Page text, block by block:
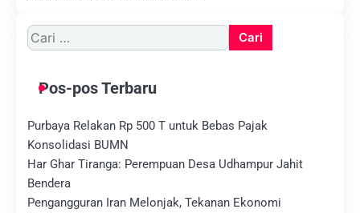
Cari
untuk:
Pos-pos Terbaru
Purbaya Relakan Rp 500 T untuk Bebas Pajak
Konsolidasi BUMN
Har Ghar Tiranga: Perempuan Desa Udhampur Jahit
Bendera
Pengangguran Iran Melonjak, Tekanan Ekonomi